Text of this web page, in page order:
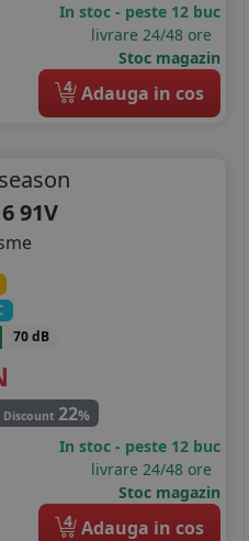
In stoc - peste 12 buc
livrare 24/48 ore
Stoc magazin
4 Adauga in cos
91V
70 dB
Discount 22%
In stoc - peste 12 buc
livrare 24/48 ore
Stoc magazin
4 Adauga in cos